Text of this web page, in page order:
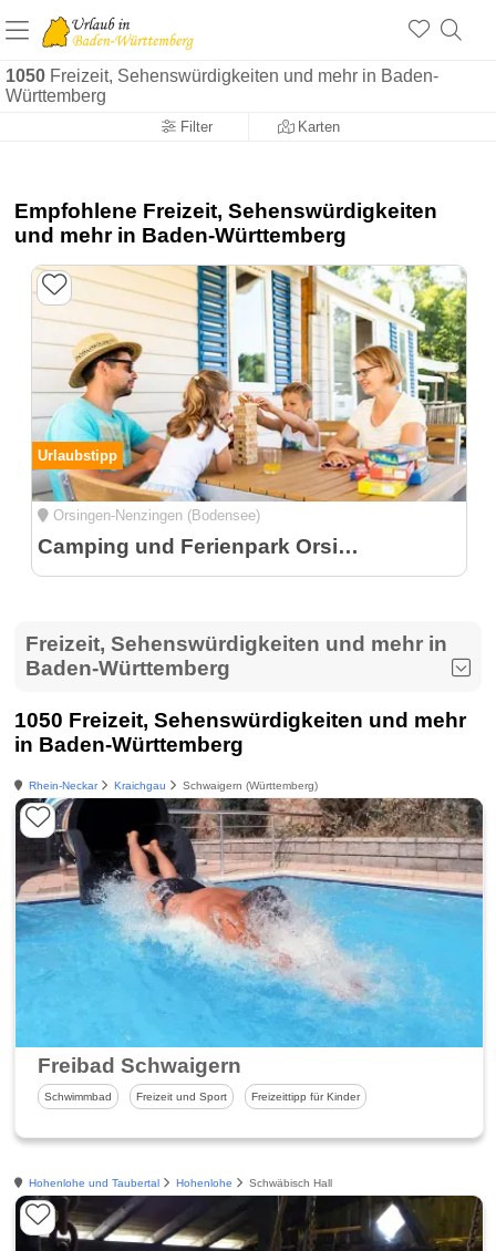
1050 Freizeit, Sehenswürdigkeiten und mehr in Baden-
Württemberg
Filter Karten
Empfohlene Freizeit, Sehenswürdigkeiten
und mehr in Baden-Württemberg
Urlaubstipp
Orsingen-Nenzingen (Bodensee)
Camping und Ferienpark Orsingen
Freizeit, Sehenswürdigkeiten und mehr in
Baden-Württemberg
1050 Freizeit, Sehenswürdigkeiten und mehr
in Baden-Württemberg
Rhein-Neckar Kraichgau Schwaigern (Württemberg)
Freibad Schwaigern
Schwimmbad Freizeit und Sport Freizeittipp für Kinder
Hohenlohe und Taubertal Hohenlohe Schwäbisch Hall